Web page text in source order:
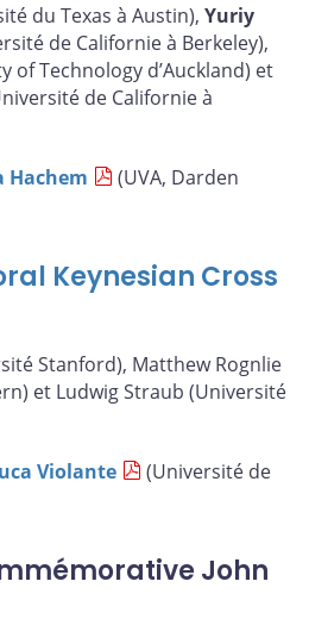
du Texas à Austin), Yuriy
de Californie à Berkeley),
of Technology d’Auckland) et
de Californie à
Hachem
(UVA, Darden
Keynesian Cross
Stanford), Matthew Rognlie
et Ludwig Straub (Université
Violante
(Université de
John